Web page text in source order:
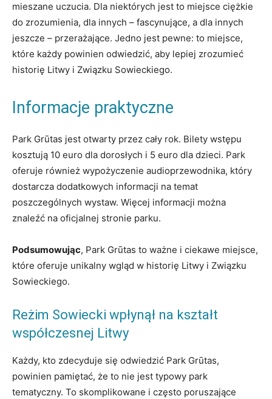
mieszane uczucia. Dla niektórych jest to miejsce ciężkie
do zrozumienia, dla innych – fascynujące, a dla innych
jeszcze – przerażające. Jedno jest pewne: to miejsce,
które każdy powinien odwiedzić, aby lepiej zrozumieć
historię Litwy i Związku Sowieckiego.
Informacje praktyczne
Park Grūtas jest otwarty przez cały rok. Bilety wstępu
kosztują 10 euro dla dorosłych i 5 euro dla dzieci. Park
oferuje również wypożyczenie audioprzewodnika, który
dostarcza dodatkowych informacji na temat
poszczególnych wystaw. Więcej informacji można
znaleźć na oficjalnej stronie parku.
Podsumowując, Park Grūtas to ważne i ciekawe miejsce,
które oferuje unikalny wgląd w historię Litwy i Związku
Sowieckiego.
Reżim Sowiecki wpłynął na kształt
współczesnej Litwy
Każdy, kto zdecyduje się odwiedzić Park Grūtas,
powinien pamiętać, że to nie jest typowy park
tematyczny. To skomplikowane i często poruszające